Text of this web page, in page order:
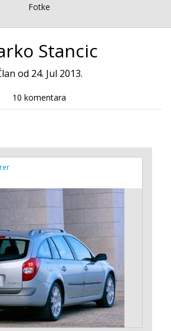
Fotke
Stancic
od 24. Jul 2013.
10 komentara